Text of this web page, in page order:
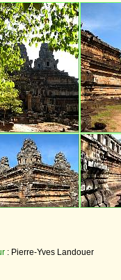
: Pierre-Yves Landouer